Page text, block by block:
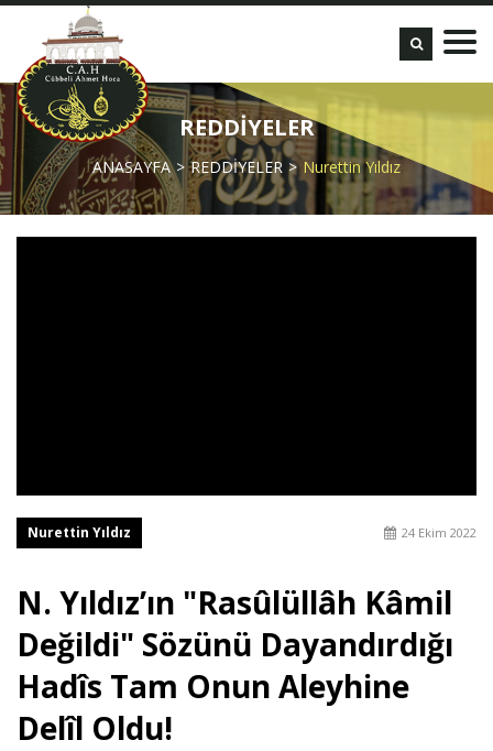
REDDİYELER
ANASAYFA REDDİYELER Nurettin Yıldız
Nurettin Yıldız 24 Ekim 2022
N. Yıldız’ın "Rasûlüllâh Kâmil
Değildi" Sözünü Dayandırdığı
Hadîs Tam Onun Aleyhine
Delîl Oldu!